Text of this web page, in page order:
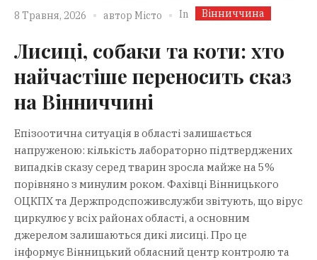
8 Травня, 2026 автор Місто In Вінниччина
Лисиці, собаки та коти: хто
найчастіше переносить сказ
на Вінниччині
Епізоотична ситуація в області залишається
напруженою: кількість лабораторно підтверджених
випадків сказу серед тварин зросла майже на 5%
порівняно з минулим роком. Фахівці Вінницького
ОЦКПХ та Держпродспоживслужби звітують, що вірус
циркулює у всіх районах області, а основним
джерелом залишаються дикі лисиці. Про це
інформує Вінницький обласний центр контролю та